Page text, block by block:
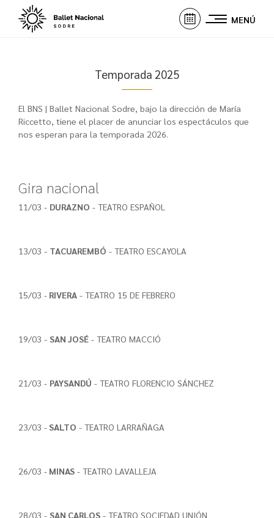
MENÚ
Temporada 2025
El BNS | Ballet Nacional Sodre, bajo la dirección de María
Riccetto, tiene el placer de anunciar los espectáculos que
nos esperan para la temporada 2026.
Gira nacional
11/03 - DURAZNO - TEATRO ESPAÑOL
13/03 - TACUAREMBÓ - TEATRO ESCAYOLA
15/03 - RIVERA - TEATRO 15 DE FEBRERO
19/03 - SAN JOSÉ - TEATRO MACCIÓ
21/03 - PAYSANDÚ - TEATRO FLORENCIO SÁNCHEZ
23/03 - SALTO - TEATRO LARRAÑAGA
26/03 - MINAS - TEATRO LAVALLEJA
28/03 - SAN CARLOS - TEATRO SOCIEDAD UNIÓN